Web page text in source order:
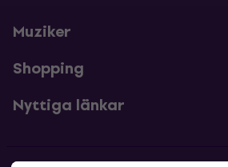
Muziker
Shopping
Nyttiga länkar